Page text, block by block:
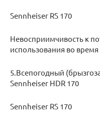
Sennheiser RS 170
Невосприимчивость к
использования во
5.Всепогодный
Sennheiser HDR 170
Sennheiser RS 170